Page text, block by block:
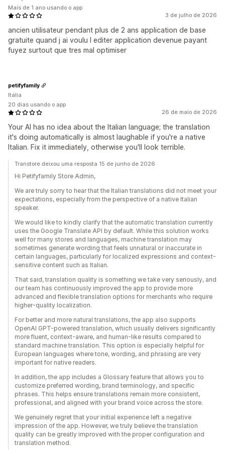
3 de julho de 2026
ancien utilisateur pendant plus de 2 ans application de base
gratuite quand j ai voulu l editer application devenue payant
fuyez surtout que tres mal optimiser
Mais de 1 ano usando o app
26 de maio de 2026
Your AI has no idea about the Italian language; the translation
it's doing automatically is almost laughable if you're a native
Italian. Fix it immediately, otherwise you'll look terrible.
petifyfamily
Itália
20 dias usando o app
Transtore deixou uma resposta 15 de junho de 2026
Hi Petifyfamily Store Admin,
We are truly sorry to hear that the Italian translations did not meet your
expectations, especially from the perspective of a native Italian
speaker.
We would like to kindly clarify that the automatic translation currently
uses the Google Translate API by default. While this solution works
well for many stores and languages, machine translation may
sometimes generate wording that feels unnatural or inaccurate in
certain languages, particularly for localized expressions and context-
sensitive content such as Italian.
That said, translation quality is something we take very seriously, and
our team has continuously improved the app to provide more
advanced and flexible translation options for merchants who require
higher-quality localization.
For better and more natural translations, the app also supports
OpenAI GPT-powered translation, which usually delivers significantly
more fluent, context-aware, and human-like results compared to
standard machine translation. This option is especially helpful for
European languages where tone, wording, and phrasing are very
important for native readers.
In addition, the app includes a Glossary feature that allows you to
customize preferred wording, brand terminology, and specific
phrases. This helps ensure translations remain more consistent,
professional, and aligned with your brand voice across the store.
We genuinely regret that your initial experience left a negative
impression of the app. However, we truly believe the translation
quality can be greatly improved with the proper configuration and
translation method.